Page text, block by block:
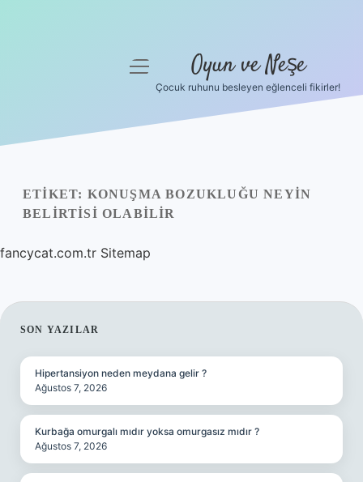
Yasal Uyarı
menüyü
Oyun ve Neşe
Çocuk ruhunu besleyen eğlenceli fikirler!
ETIKET: KONUŞMA BOZUKLUĞU NEYIN
BELIRTISI OLABILIR
fancycat.com.tr Sitemap
SIDEBAR
SON YAZILAR
Hipertansiyon neden meydana gelir ?
Ağustos 7, 2026
Kurbağa omurgalı mıdır yoksa omurgasız mıdır ?
Ağustos 7, 2026